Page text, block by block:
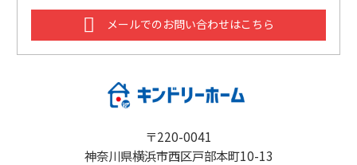
メールでのお問い合わせはこちら
〒220-0041
神奈川県横浜市西区戸部本町10-13